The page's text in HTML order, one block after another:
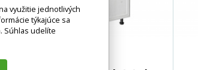
využitie jednotlivých
týkajúce sa
Súhlas udelíte